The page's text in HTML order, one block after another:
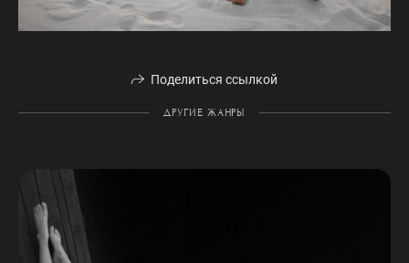
Поделиться ссылкой
ДРУГИЕ ЖАНРЫ